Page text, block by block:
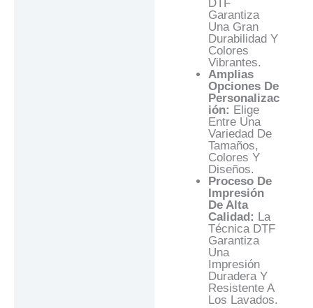
DTF
Garantiza
Una Gran
Durabilidad Y
Colores
Vibrantes.
Amplias
Opciones De
Personalizac
Ión: Elige
Entre Una
Variedad De
Tamaños,
Colores Y
Diseños.
Proceso De
Impresión
De Alta
Calidad: La
Técnica DTF
Garantiza
Una
Impresión
Duradera Y
Resistente A
Los Lavados.